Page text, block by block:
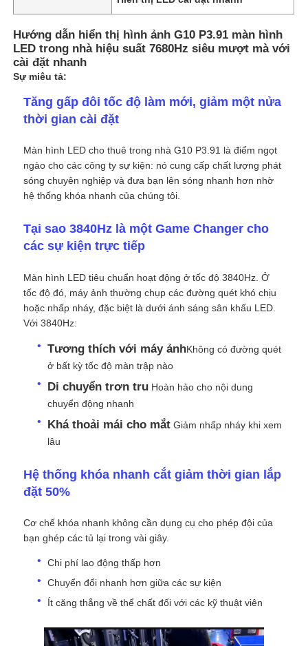
Trang chủ
Các sản phẩm
Về Chúng Tôi
Tin tức
Các trường hợp
Hướng dẫn hiển thị hình ảnh G10 P3.91 màn hình
LED trong nhà hiệu suất 7680Hz siêu mượt mà với
cài đặt nhanh
Sự miêu tả:
Tăng gấp đôi tốc độ làm mới, giảm một nửa
thời gian cài đặt
Màn hình LED cho thuê trong nhà G10 P3.91 là điểm ngọt
ngào cho các công ty sự kiện: nó cung cấp chất lượng phát
sóng chuyên nghiệp và đưa bạn lên sóng nhanh hơn nhờ
hệ thống khóa nhanh của chúng tôi.
Tại sao 3840Hz là một Game Changer cho
các sự kiện trực tiếp
Màn hình LED tiêu chuẩn hoạt động ở tốc độ 3840Hz. Ở
tốc độ đó, máy ảnh thường chụp các đường quét khó chịu
hoặc nhấp nháy, đặc biệt là dưới ánh sáng sân khấu LED.
Với 3840Hz:
Tương thích với máy ảnhKhông có đường quét
ở bất kỳ tốc độ màn trập nào
Di chuyển trơn tru ️ Hoàn hảo cho nội dung
chuyển động nhanh
Khá thoải mái cho mắt ️ Giảm nhấp nháy khi xem
lâu
Hệ thống khóa nhanh cắt giảm thời gian lắp
đặt 50%
Cơ chế khóa nhanh không cần dụng cụ cho phép đội của
bạn ghép các tủ lại trong vài giây.
Chi phí lao động thấp hơn
Chuyển đổi nhanh hơn giữa các sự kiện
Ít căng thẳng về thể chất đối với các kỹ thuật viên